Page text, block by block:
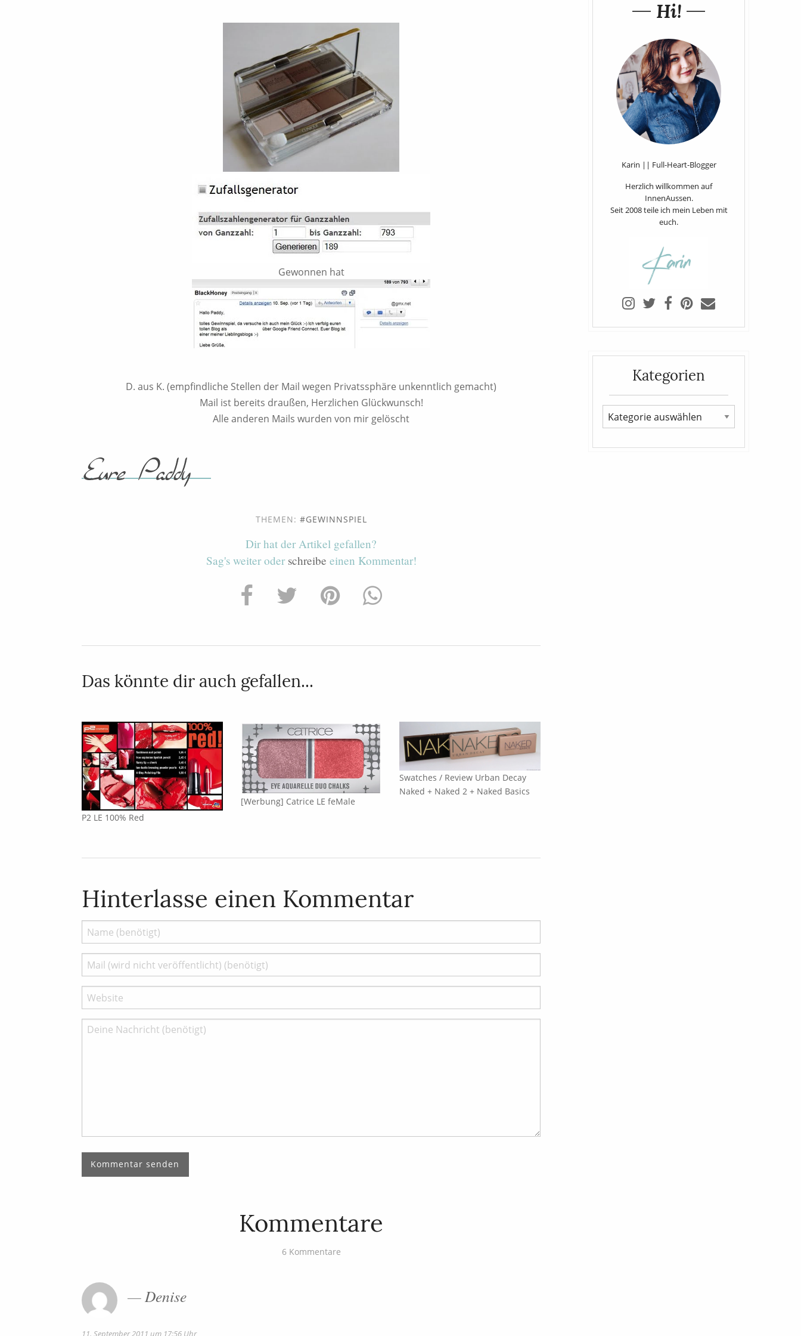
Gewonnen hat
D. aus K. (empfindliche Stellen der Mail wegen Privatssphäre unkenntlich gemacht)
Mail ist bereits draußen, Herzlichen Glückwunsch!
Alle anderen Mails wurden von mir gelöscht
THEMEN: GEWINNSPIEL
Dir hat der Artikel gefallen?
Sag's weiter oder schreibe einen Kommentar!
Das könnte dir auch gefallen...
P2 LE 100% Red
[Werbung] Catrice LE feMale
Swatches / Review Urban Decay
Naked + Naked 2 + Naked Basics
Hinterlasse einen Kommentar
Kommentare
6 Kommentare
Denise
11. September 2011 um 17:56 Uhr
Hi!
Karin || Full-Heart-Blogger
Herzlich willkommen auf
InnenAussen.
Seit 2008 teile ich mein Leben mit
euch.
Kategorien